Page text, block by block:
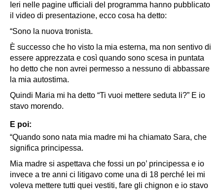
Ieri nelle pagine ufficiali del programma hanno pubblicato
il video di presentazione, ecco cosa ha detto:
“Sono la nuova tronista.
È successo che ho visto la mia esterna, ma non sentivo di
essere apprezzata e così quando sono scesa in puntata
ho detto che non avrei permesso a nessuno di abbassare
la mia autostima.
Quindi Maria mi ha detto “Ti vuoi mettere seduta li?” E io
stavo morendo.
E poi:
“Quando sono nata mia madre mi ha chiamato Sara, che
significa principessa.
Mia madre si aspettava che fossi un po’ principessa e io
invece a tre anni ci litigavo come una di 18 perché lei mi
voleva mettere tutti quei vestiti, fare gli chignon e io stavo